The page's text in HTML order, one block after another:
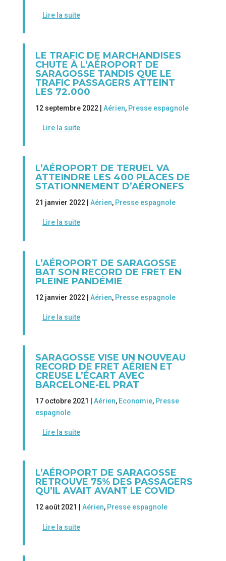
Lire la suite
LE TRAFIC DE MARCHANDISES
CHUTE À L’AÉROPORT DE
SARAGOSSE TANDIS QUE LE
TRAFIC PASSAGERS ATTEINT
LES 72.000
12 septembre 2022 | Aérien, Presse espagnole
Lire la suite
L’AÉROPORT DE TERUEL VA
ATTEINDRE LES 400 PLACES DE
STATIONNEMENT D’AÉRONEFS
21 janvier 2022 | Aérien, Presse espagnole
Lire la suite
L’AÉROPORT DE SARAGOSSE
BAT SON RECORD DE FRET EN
PLEINE PANDÉMIE
12 janvier 2022 | Aérien, Presse espagnole
Lire la suite
SARAGOSSE VISE UN NOUVEAU
RECORD DE FRET AÉRIEN ET
CREUSE L’ÉCART AVEC
BARCELONE-EL PRAT
17 octobre 2021 | Aérien, Economie, Presse
espagnole
Lire la suite
L’AÉROPORT DE SARAGOSSE
RETROUVE 75% DES PASSAGERS
QU’IL AVAIT AVANT LE COVID
12 août 2021 | Aérien, Presse espagnole
Lire la suite